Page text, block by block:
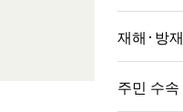
재해·방재
주민 수속